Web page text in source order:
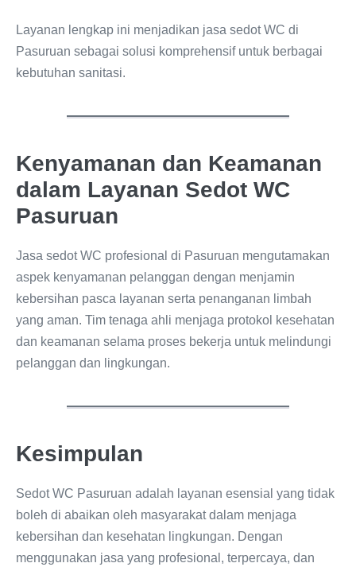
Layanan lengkap ini menjadikan jasa sedot WC di
Pasuruan sebagai solusi komprehensif untuk berbagai
kebutuhan sanitasi.
Kenyamanan dan Keamanan
dalam Layanan Sedot WC
Pasuruan
Jasa sedot WC profesional di Pasuruan mengutamakan
aspek kenyamanan pelanggan dengan menjamin
kebersihan pasca layanan serta penanganan limbah
yang aman. Tim tenaga ahli menjaga protokol kesehatan
dan keamanan selama proses bekerja untuk melindungi
pelanggan dan lingkungan.
Kesimpulan
Sedot WC Pasuruan adalah layanan esensial yang tidak
boleh di abaikan oleh masyarakat dalam menjaga
kebersihan dan kesehatan lingkungan. Dengan
menggunakan jasa yang profesional, terpercaya, dan